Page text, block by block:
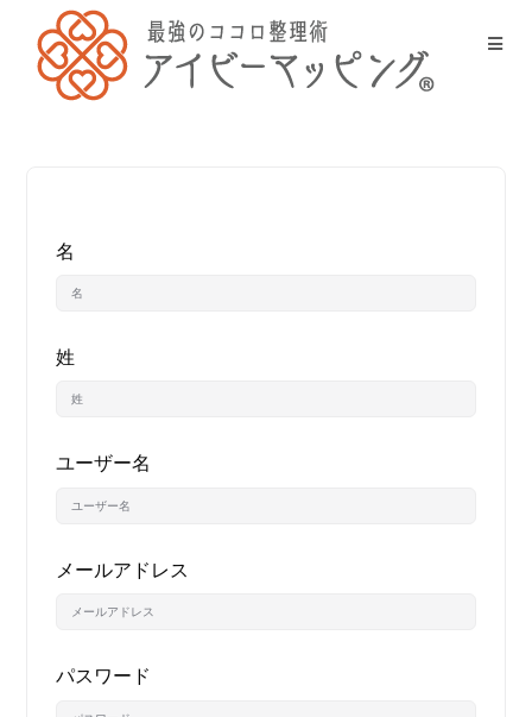
名
姓
ユーザー名
メールアドレス
パスワード